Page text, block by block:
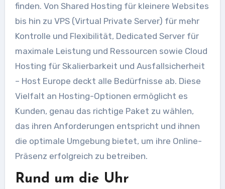
finden. Von Shared Hosting für kleinere Websites
bis hin zu VPS (Virtual Private Server) für mehr
Kontrolle und Flexibilität, Dedicated Server für
maximale Leistung und Ressourcen sowie Cloud
Hosting für Skalierbarkeit und Ausfallsicherheit
– Host Europe deckt alle Bedürfnisse ab. Diese
Vielfalt an Hosting-Optionen ermöglicht es
Kunden, genau das richtige Paket zu wählen,
das ihren Anforderungen entspricht und ihnen
die optimale Umgebung bietet, um ihre Online-
Präsenz erfolgreich zu betreiben.
Rund um die Uhr